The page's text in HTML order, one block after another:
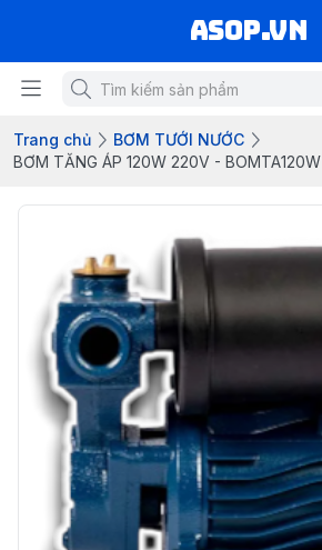
asop.vn
Trang chủ
BƠM TƯỚI NƯỚC
BƠM TĂNG ÁP 120W 220V - BOMTA120W